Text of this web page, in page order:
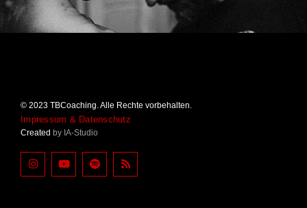
© 2023 TBCoaching. Alle Rechte vorbehalten.
Impressum & Datenschutz
Created by IA-Studio